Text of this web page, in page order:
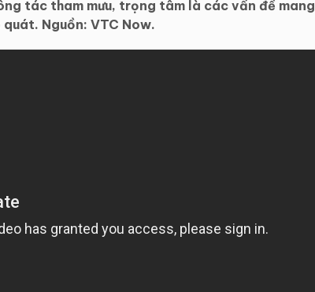
tác tham mưu, trọng tâm là các vấn đề mang
Nguồn: VTC Now.